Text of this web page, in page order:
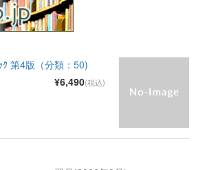
ｸ 第4版（分類：50)
¥6,490(税込)